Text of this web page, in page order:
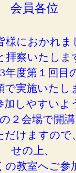
会員各位
におかれま
拝察いたしま
度第１回目
で実施いたし
しやすいよ
２会場で開
だけますので
せの上、
の教室へご参